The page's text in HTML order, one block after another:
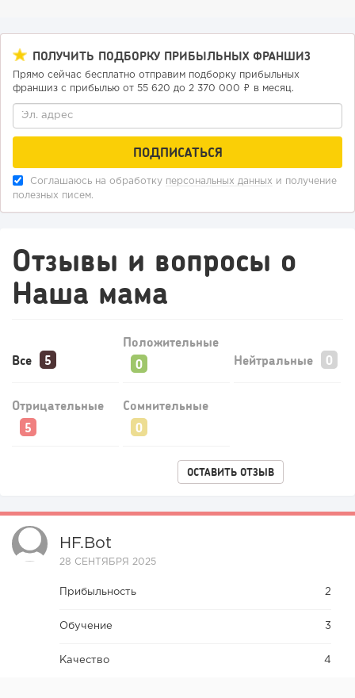
159 11 2
«Прибыль 20 млн в год, а я ездил на метро»: куда в
Конференции августа 2026: лучшие мероприятия месяца
ПОЛУЧИТЬ ПОДБОРКУ ПРИБЫЛЬНЫХ ФРАНШИЗ
Прямо сейчас бесплатно отправим подборку прибыльных
франшиз с прибылью от 55 620 до 2 370 000 ₽ в месяц.
Соглашаюсь на обработку персональных данных и получение
полезных писем.
Отзывы и вопросы о
Наша мама
Все
Положительные
Нейтральные
Отрицательные Сомнительные
ОСТАВИТЬ ОТЗЫВ
HF.bot
28 СЕНТЯБРЯ 2025
Прибыльность 2
Обучение 3
Качество 4